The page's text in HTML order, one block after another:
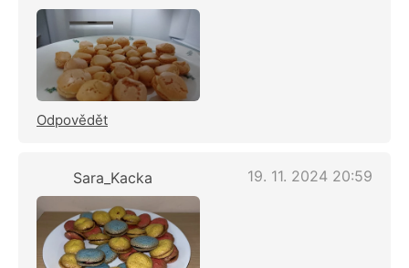
Odpovědět
Sara_Kacka 19. 11. 2024 20:59